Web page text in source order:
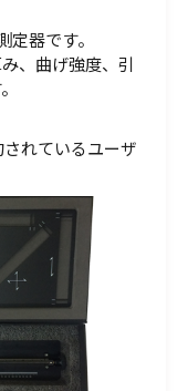
器です。
、曲げ強度、引
れているユーザ